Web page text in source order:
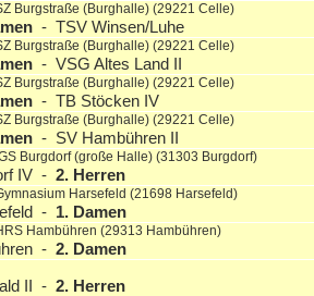
Burgstraße (Burghalle) (29221 Celle)
- TSV Winsen/Luhe
Burgstraße (Burghalle) (29221 Celle)
- VSG Altes Land II
Burgstraße (Burghalle) (29221 Celle)
- TB Stöcken IV
Burgstraße (Burghalle) (29221 Celle)
- SV Hambühren II
Burgdorf (große Halle) (31303 Burgdorf)
IV - 2. Herren
Harsefeld (21698 Harsefeld)
- 1. Damen
Hambühren (29313 Hambühren)
- 2. Damen
II - 2. Herren